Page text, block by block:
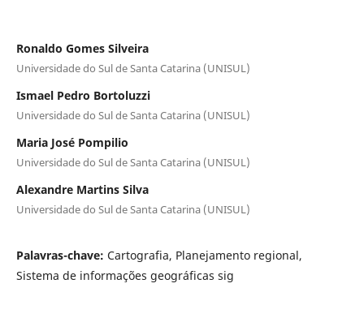
Ronaldo Gomes Silveira
Universidade do Sul de Santa Catarina (UNISUL)
Ismael Pedro Bortoluzzi
Universidade do Sul de Santa Catarina (UNISUL)
Maria José Pompilio
Universidade do Sul de Santa Catarina (UNISUL)
Alexandre Martins Silva
Universidade do Sul de Santa Catarina (UNISUL)
Palavras-chave: Cartografia, Planejamento regional,
Sistema de informações geográficas sig